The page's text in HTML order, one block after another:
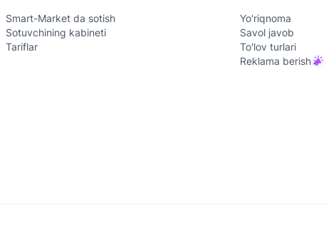
Smart-Mаrket da sotish
Sotuvchining kabineti
Tariflar
Yo'riqnoma
Savol javob
To'lov turlari
Reklama berish